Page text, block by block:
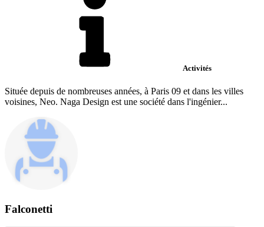
Activités
Située depuis de nombreuses années, à Paris 09 et dans les villes
voisines, Neo. Naga Design est une société dans l'ingénier...
Falconetti